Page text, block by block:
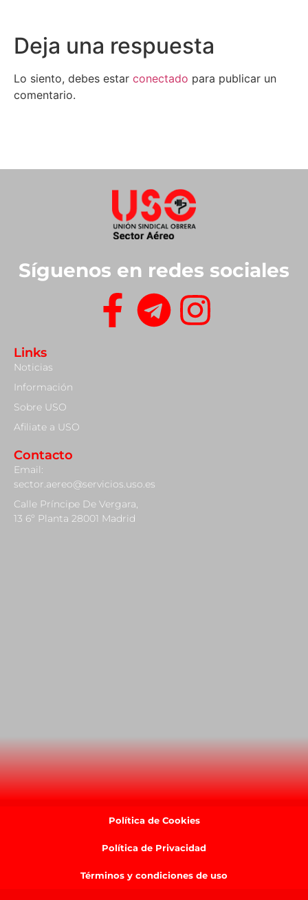
Deja una respuesta
Lo siento, debes estar conectado para publicar un
comentario.
Síguenos en redes sociales
Links
Noticias
Información
Sobre USO
Afiliate a USO
Contacto
Email:
sector.aereo@servicios.uso.es
Calle Príncipe De Vergara,
13 6º Planta 28001 Madrid
Política de Cookies
Política de Privacidad
Términos y condiciones de uso